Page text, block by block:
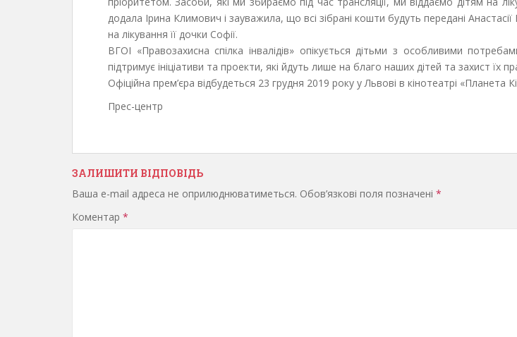
додала Ірина Климович і зауважила, що всі зібрані кошти будуть передані Анастасії
на лікування її дочки Софії.
ВГОІ «Правозахисна спілка інвалідів» опікується дітьми з особливими
підтримує ініціативи та проекти, які йдуть лише на благо наших дітей та захист їх
Офіційна прем’єра відбудеться 23 грудня 2019 року у Львові в кінотеатрі «Планета
Прес-центр
ЗАЛИШИТИ ВІДПОВІДЬ
Ваша e-mail адреса не оприлюднюватиметься. Обов’язкові поля позначені *
Коментар *